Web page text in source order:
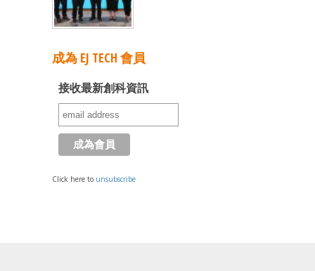
成為 EJ TECH 會員
接收最新創科資訊
Click here to unsubscribe